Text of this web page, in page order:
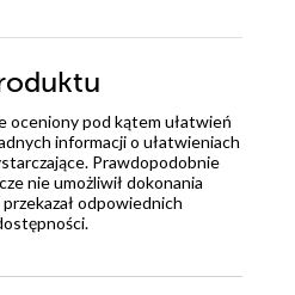
oceniony pod kątem ułatwień
informacji o ułatwieniach
Prawdopodobnie
nie umożliwił dokonania
odpowiednich